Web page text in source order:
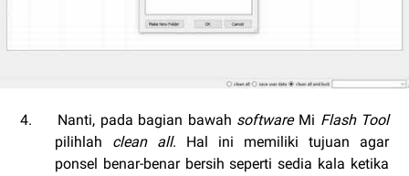
4. Nanti, pada bagian bawah software Mi Flash Tool
pilihlah clean all. Hal ini memiliki tujuan agar
ponsel benar-benar bersih seperti sedia kala ketika